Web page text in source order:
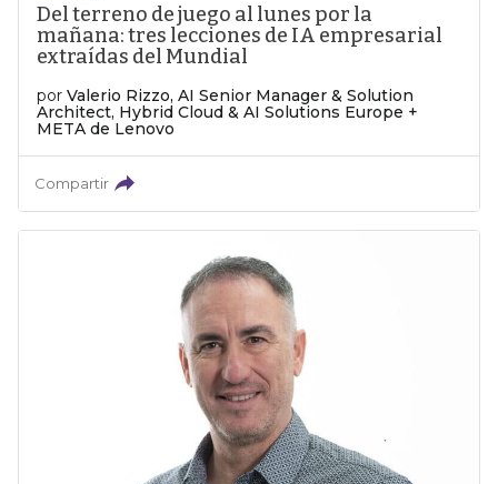
Del terreno de juego al lunes por la
mañana: tres lecciones de IA empresarial
extraídas del Mundial
por Valerio Rizzo, AI Senior Manager & Solution
Architect, Hybrid Cloud & AI Solutions Europe +
META de Lenovo
Compartir